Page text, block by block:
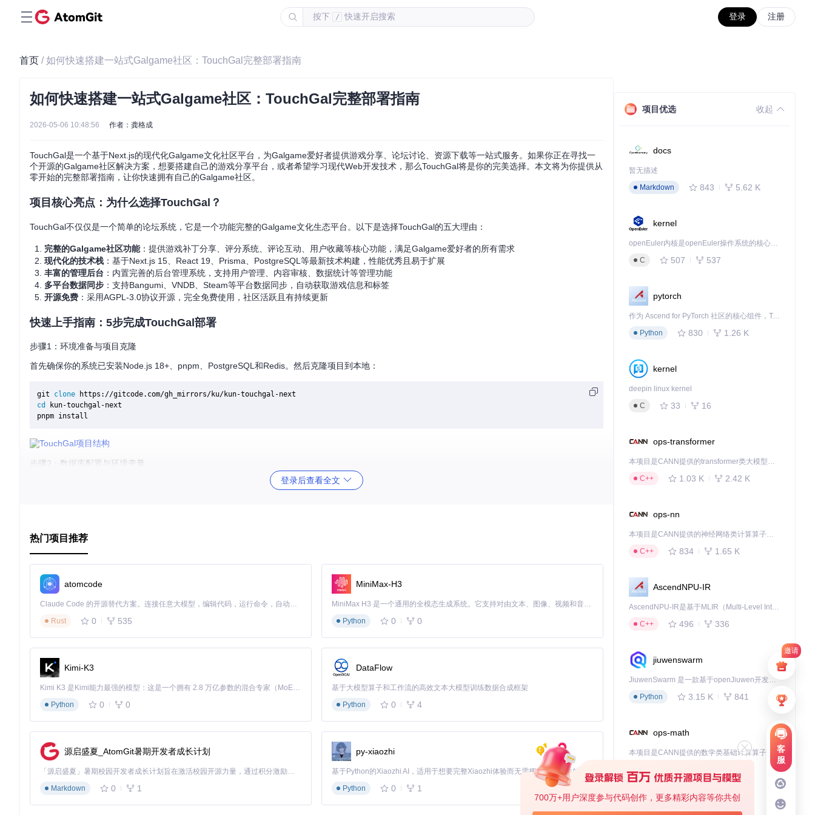
按下 / 快速开启搜索 登录 注册
邀请
客
服
700万+用户深度参与代码创作，更多精彩内容等你共创
首页 / 如何快速搭建一站式Galgame社区：TouchGal完整部署指南
如何快速搭建一站式Galgame社区：TouchGal完整部署指南
2026-05-06 10:48:56 作者：龚格成
TouchGal是一个基于Next.js的现代化Galgame文化社区平台，为Galgame爱好者提供游戏分享、论坛讨论、资源下载等一站式服务。如果你正在寻找一
个开源的Galgame社区解决方案，想要搭建自己的游戏分享平台，或者希望学习现代Web开发技术，那么TouchGal将是你的完美选择。本文将为你提供从
零开始的完整部署指南，让你快速拥有自己的Galgame社区。
项目核心亮点：为什么选择TouchGal？
TouchGal不仅仅是一个简单的论坛系统，它是一个功能完整的Galgame文化生态平台。以下是选择TouchGal的五大理由：
完整的Galgame社区功能：提供游戏补丁分享、评分系统、评论互动、用户收藏等核心功能，满足Galgame爱好者的所有需求
现代化的技术栈 ：基于Next.js 15、React 19、Prisma、PostgreSQL等最新技术构建，性能优秀且易于扩展
丰富的管理后台 ：内置完善的后台管理系统，支持用户管理、内容审核、数据统计等管理功能
多平台数据同步 ：支持Bangumi、VNDB、Steam等平台数据同步，自动获取游戏信息和标签
开源免费 ：采用AGPL-3.0协议开源，完全免费使用，社区活跃且有持续更新
快速上手指南：5步完成TouchGal部署
步骤1：环境准备与项目克隆
首先确保你的系统已安装Node.js 18+、pnpm、PostgreSQL和Redis。然后克隆项目到本地：
git clone
cd
kun-touchgal-next
步骤2：数据库配置与环境变量
文件为.env并修改数据库连接信息：
编辑.env 文件，设置数据库连接、Redis配置和JWT密钥等关键信息。确保数据库连接正确，PostgreSQL服务正常运行。
使用Prisma初始化数据库结构并生成客户端：
一切配置完成后，启动开发服务器：
步骤5：管理员账号创建与功能测试
首次访问时，系统会自动创建默认管理员账号。你可以登录后台管理系统，开始添加游戏内容、配置社区设置、管理用户等操作。
进阶使用技巧与高级功能
登录后查看全文
热门项目推荐
atomcode
Claude Code 的开源替代方案。连接任意大模型，编辑代码，运行命令，自动验证 — 全自动执行。用 Rust 构建，极致性能。 ｜ An open-source alternative to Claude Code. Connect any LLM, edit code, run commands, and verify changes — autonomously. Built in Rust for speed. Get Started
Rust
0 535
MiniMax-H3
MiniMax H3 是一个通用的全模态生成系统。它支持对由文本、图像、视频和音频组成的多模态上下文进行统一理解，并能生成分辨率高达 2K、时长可达 15 秒的带原生立体声音频的视频。得益于面向任务泛化的系统设计，H3 在预训练阶段就已具备广泛的多模态上下文理解与生成能力，能够出色地执行复杂的多模态指令。
Python
0 0
Kimi-K3
Kimi K3 是Kimi能力最强的模型：这是一个拥有 2.8 万亿参数的混合专家（MoE）模型，具备原生视觉理解能力，并支持 100 万 token 的上下文窗口。
Python
0 0
DataFlow
基于大模型算子和工作流的高效文本大模型训练数据合成框架
Python
0 4
源启盛夏_AtomGit暑期开发者成长计划
「源启盛夏」暑期校园开发者成长计划旨在激活校园开源力量，通过积分激励、认证扶持、资源倾斜等形式，引导高校组织和开发者完成「入驻 — 建项目 — 做贡献 — 获认证 — 得资源」的完整闭环。无论你是想带领社团入驻平台的组织者，还是希望用代码贡献证明自己的开发者，都能在这里找到属于你的成长路径。
Markdown
0 1
py-xiaozhi
基于Python的Xiaozhi AI，适用于想要完整Xiaozhi体验而无需拥有专用硬件的用户。
Python
0 1
项目优选 收起
docs
暂无描述
Markdown
843 5.62 K
kernel
openEuler内核是openEuler操作系统的核心，既是系统性能与稳定性的基石，也是连接处理器、设备与服务的桥梁。
C
507 537
pytorch
作为 Ascend for PyTorch 社区的核心组件，TorchNPU 是昇腾专为 PyTorch 打造的深度学习适配插件，使 PyTorch 框架能够直接调用昇腾 NPU，为开发者提供昇腾 AI 处理器的超强算力。
Python
830 1.26 K
kernel
deepin linux kernel
C
33 16
ops-transformer
本项目是CANN提供的transformer类大模型算子库，实现网络在NPU上加速计算。
C++
1.03 K 2.42 K
ops-nn
本项目是CANN提供的神经网络类计算算子库，实现网络在NPU上加速计算。
C++
834 1.65 K
AscendNPU-IR
AscendNPU-IR是基于MLIR（Multi-Level Intermediate Representation）构建的，面向昇腾亲和算子编译时使用的中间表示，提供昇腾完备表达能力，通过编译优化提升昇腾AI处理器计算效率，支持通过生态框架使能昇腾AI处理器与深度调优
C++
496 336
jiuwenswarm
JiuwenSwarm 是一款基于openJiuwen开发的智能AI Agent，它能够将大语言模型的强大能力，通过你日常使用的各类通讯应用，直接延伸至你的指尖。
Python
3.15 K 841
ops-math
C++
deveco-code